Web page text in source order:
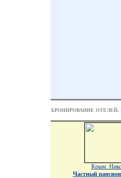
БРОНИРОВАНИЕ
Крым:
Частный